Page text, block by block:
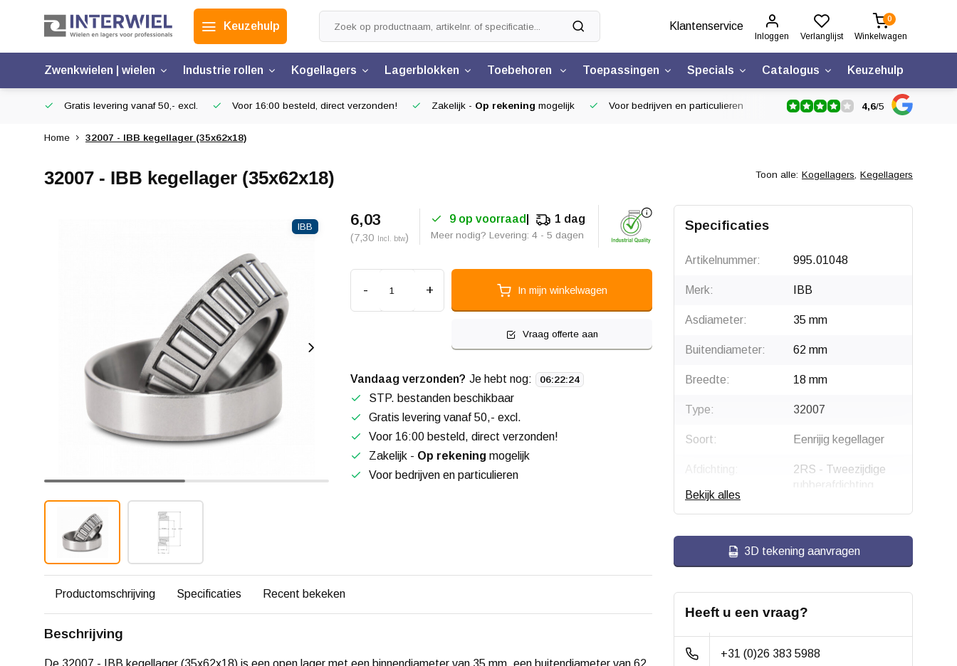
Keuzehulp Klantenservice
Inloggen Verlanglijst
0
Winkelwagen
Zwenkwielen | wielen Industrie rollen Kogellagers Lagerblokken Toebehoren Toepassingen Specials Catalogus Keuzehulp
Gratis levering vanaf 50,- excl. Voor 16:00 besteld, direct verzonden! Zakelijk - Op rekening mogelijk Voor bedrijven en particulieren 4,6/5
Home 32007 - IBB kegellager (35x62x18)
32007 - IBB kegellager (35x62x18) Toon alle: Kogellagers, Kegellagers
IBB 6,03
(7,30 Incl. btw)
9 op voorraad 1 dag
Meer nodig? Levering: 4 - 5 dagen
- + In mijn winkelwagen
Vraag offerte aan
Vandaag verzonden? Je hebt nog: 06:22:23
STP. bestanden beschikbaar
Gratis levering vanaf 50,- excl.
Voor 16:00 besteld, direct verzonden!
Zakelijk - Op rekening mogelijk
Voor bedrijven en particulieren
Productomschrijving Specificaties Recent bekeken
Beschrijving
De 32007 - IBB kegellager (35x62x18) is een open lager met een binnendiameter van 35 mm, een buitendiameter van 62
Specificaties
Artikelnummer: 995.01048
Merk: IBB
Asdiameter: 35 mm
Buitendiameter: 62 mm
Breedte: 18 mm
Type: 32007
Soort: Eenrijig kegellager
Afdichting:
2RS - Tweezijdige
rubberafdichting
Gewicht: 0.0231 kg
Bekijk alles
3D tekening aanvragen
Heeft u een vraag?
+31 (0)26 383 5988